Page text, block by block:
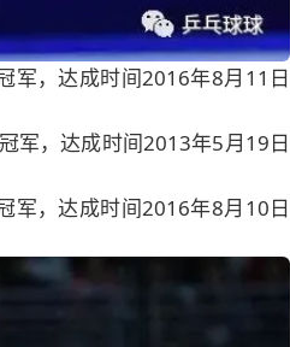
军，达成时间2016年8月11日
军，达成时间2013年5月19日
军，达成时间2016年8月10日